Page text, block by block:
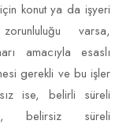
konut ya da işyeri
varsa,
amacıyla esaslı
gerekli ve bu işler
ise, belirli süreli
belirsiz süreli